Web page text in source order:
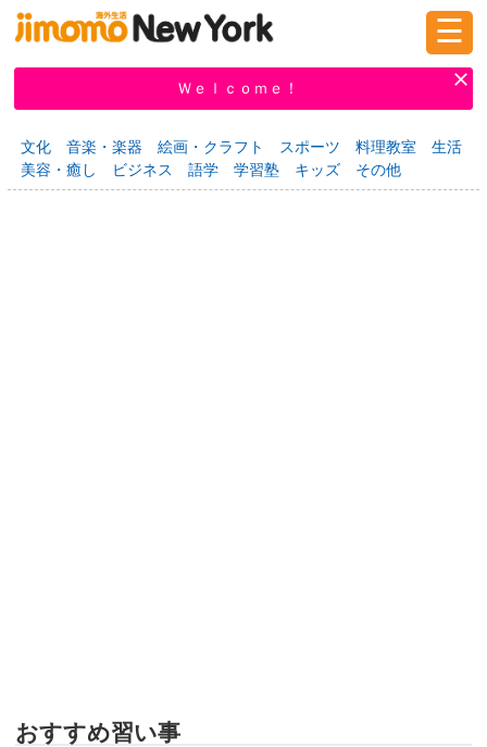
掲示板 タウン情報 教えて！
☰
Ｗｅｌｃｏｍｅ！
文化 音楽・楽器 絵画・クラフト スポーツ 料理教室
生活
美容・癒し
ビジネス 語学 学習塾 キッズ その他
おすすめ習い事